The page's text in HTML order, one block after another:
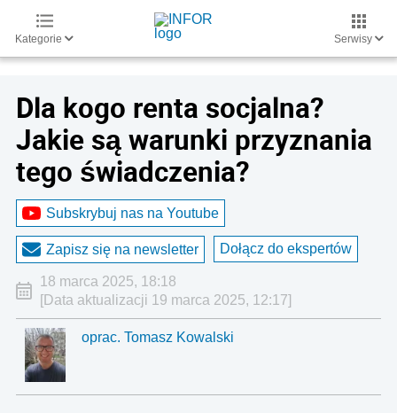
Kategorie Serwisy
Dla kogo renta socjalna?
Jakie są warunki przyznania
tego świadczenia?
Subskrybuj nas na Youtube
Zapisz się na newsletter Dołącz do ekspertów
18 marca 2025, 18:18
[Data aktualizacji 19 marca 2025, 12:17]
oprac. Tomasz Kowalski